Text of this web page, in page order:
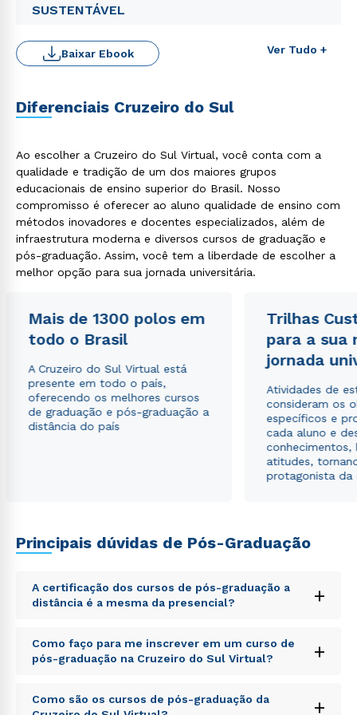
SUSTENTÁVEL
Ver Tudo +
Baixar Ebook
Diferenciais Cruzeiro do Sul
Ao escolher a Cruzeiro do Sul Virtual, você conta com a
qualidade e tradição de um dos maiores grupos
educacionais de ensino superior do Brasil. Nosso
compromisso é oferecer ao aluno qualidade de ensino com
métodos inovadores e docentes especializados, além de
infraestrutura moderna e diversos cursos de graduação e
pós-graduação. Assim, você tem a liberdade de escolher a
melhor opção para sua jornada universitária.
Mais de 1300 polos em
todo o Brasil
A Cruzeiro do Sul Virtual está
presente em todo o país,
oferecendo os melhores cursos
de graduação e pós-graduação a
distância do país
Trilhas
para a sua
jornada
Atividades de
consideram os
específicos e
cada aluno e
conhecimentos,
atitudes,
protagonista da
Principais dúvidas de Pós-Graduação
A certificação dos cursos de pós-graduação a
distância é a mesma da presencial?
+
Sed ut perspiciatis unde omnis iste natus error sit
voluptatem accusantium doloremque laudantium,
totam rem aperiam, eaque ipsa quae ab illo inventore
explicabo. Nemo enim ipsam voluptatem quia
Como faço para me inscrever em um curso de
pós-graduação na Cruzeiro do Sul Virtual?
+
Sed ut perspiciatis unde omnis iste natus error sit
voluptatem accusantium doloremque laudantium,
Como são os cursos de pós-graduação da
+
Rápido e fácil
WhatsApp
Estou de acordo com a Política de Privacidade.
autorizo que meus dados sejam utilizados para o